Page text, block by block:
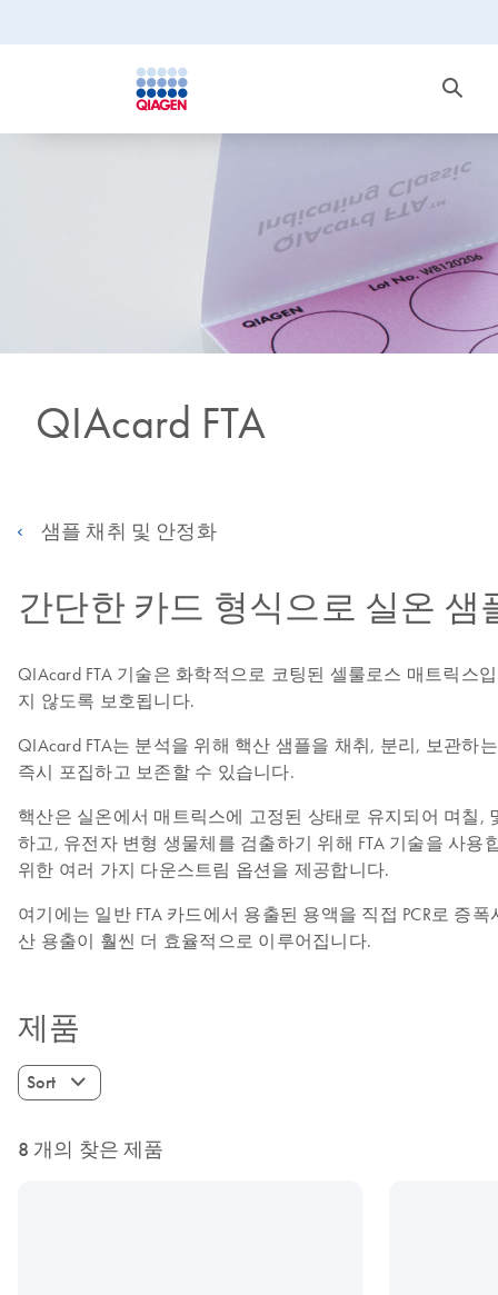
QIAcard FTA
샘플 채취 및 안정화
간단한 카드 형식으로 실온 샘
QIAcard FTA 기술은 화학적으로 코팅된 셀룰로스 매트릭
지 않도록 보호됩니다.
QIAcard FTA는 분석을 위해 핵산 샘플을 채취, 분리, 보관
즉시 포집하고 보존할 수 있습니다.
핵산은 실온에서 매트릭스에 고정된 상태로 유지되어 며칠
하고, 유전자 변형 생물체를 검출하기 위해 FTA 기술을 사
위한 여러 가지 다운스트림 옵션을 제공합니다.
여기에는 일반 FTA 카드에서 용출된 용액을 직접 PCR로 증
산 용출이 훨씬 더 효율적으로 이루어집니다.
제품
Sort
8 개의 찾은 제품